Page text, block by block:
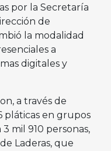
por la Secretaría
de
la modalidad
a
digitales y
a través de
pláticas en grupos
mil 910 personas,
Laderas, que